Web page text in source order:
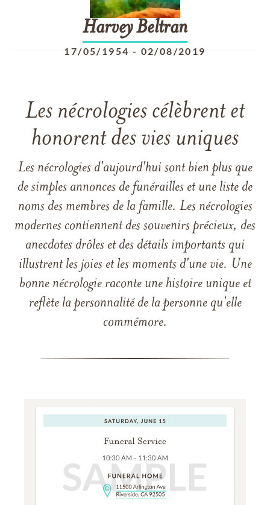
HarveyBeltran
17/05/1954 - 02/08/2019
Les nécrologies célèbrent et
honorent des vies uniques
Les nécrologies d'aujourd'hui sont bien plus que
de simples annonces de funérailles et une liste de
noms des membres de la famille. Les nécrologies
modernes contiennent des souvenirs précieux, des
anecdotes drôles et des détails importants qui
illustrent les joies et les moments d'une vie. Une
bonne nécrologie raconte une histoire unique et
reflète la personnalité de la personne qu'elle
commémore.